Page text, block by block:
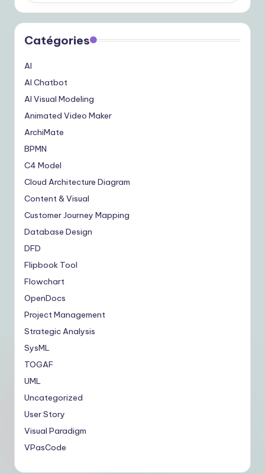
Catégories
AI
AI Chatbot
AI Visual Modeling
Animated Video Maker
ArchiMate
BPMN
C4 Model
Cloud Architecture Diagram
Content & Visual
Customer Journey Mapping
Database Design
DFD
Flipbook Tool
Flowchart
OpenDocs
Project Management
Strategic Analysis
SysML
TOGAF
UML
Uncategorized
User Story
Visual Paradigm
VPasCode